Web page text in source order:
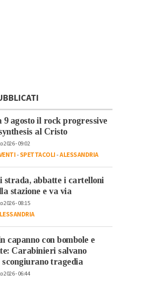
9 agosto il rock progressive
al Cristo
2026 - 09:02
-SPETTACOLI-ALESSANDRIA
strada, abbatte i cartelloni
stazione e va via
2026 - 08:15
capanno con bombole e
Carabinieri salvano
scongiurano tragedia
2026 - 06:44